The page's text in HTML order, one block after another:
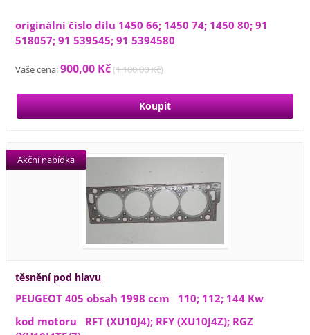
originální číslo dílu 1450 66; 1450 74; 1450 80; 91
518057; 91 539545; 91 5394580
Vaše cena:900,00 Kč(1 100,00 Kč)
těsnění pod hlavu
Akční nabídka
PEUGEOT 405 obsah 1998 ccm 110; 112; 144 Kw
kod motoru RFT (XU10J4); RFY (XU10J4Z); RGZ